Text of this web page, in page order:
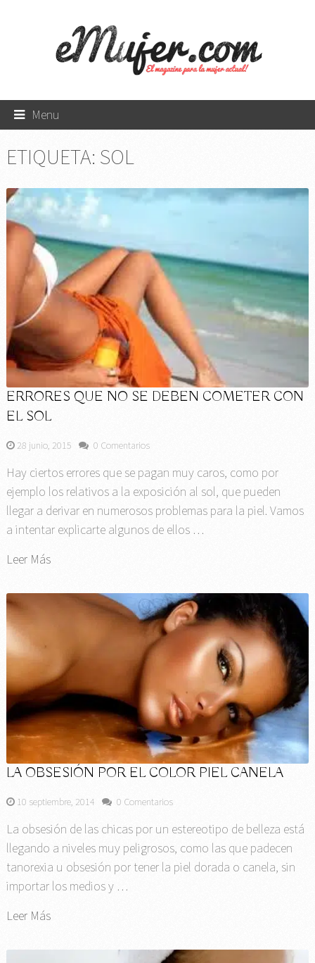
Menu
ETIQUETA: SOL
ERRORES QUE NO SE DEBEN COMETER CON
EL SOL
28 junio, 2015 0 Comentarios
Hay ciertos errores que se pagan muy caros, como por
ejemplo los relativos a la exposición al sol, que pueden
llegar a derivar en numerosos problemas para la piel. Vamos
a intentar explicarte algunos de ellos …
Leer Más
LA OBSESIÓN POR EL COLOR PIEL CANELA
10 septiembre, 2014 0 Comentarios
La obsesión de las chicas por un estereotipo de belleza está
llegando a niveles muy peligrosos, como las que padecen
tanorexia u obsesión por tener la piel dorada o canela, sin
importar los medios y …
Leer Más